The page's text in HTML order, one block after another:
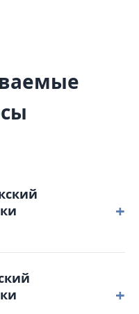
+
452040,
+